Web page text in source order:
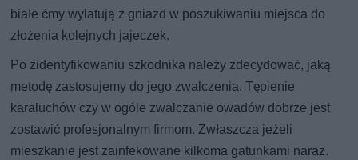
białe ćmy wylatują z gniazd w poszukiwaniu miejsca do
złożenia kolejnych jajeczek.
Po zidentyfikowaniu szkodnika należy zdecydować, jaką
metodę zastosujemy do jego zwalczenia. Tępienie
karaluchów czy w ogóle zwalczanie owadów dobrze jest
zostawić profesjonalnym firmom. Zwłaszcza jeżeli
mieszkanie jest zainfekowane kilkoma gatunkami naraz.